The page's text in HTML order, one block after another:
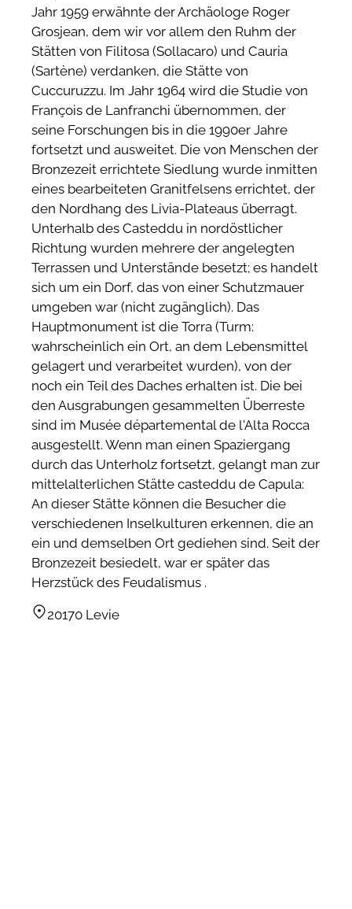
Jahr 1959 erwähnte der Archäologe Roger
Grosjean, dem wir vor allem den Ruhm der
Stätten von Filitosa (Sollacaro) und Cauria
(Sartène) verdanken, die Stätte von
Cuccuruzzu. Im Jahr 1964 wird die Studie von
François de Lanfranchi übernommen, der
seine Forschungen bis in die 1990er Jahre
fortsetzt und ausweitet. Die von Menschen der
Bronzezeit errichtete Siedlung wurde inmitten
eines bearbeiteten Granitfelsens errichtet, der
den Nordhang des Livia-Plateaus überragt.
Unterhalb des Casteddu in nordöstlicher
Richtung wurden mehrere der angelegten
Terrassen und Unterstände besetzt; es handelt
sich um ein Dorf, das von einer Schutzmauer
umgeben war (nicht zugänglich). Das
Hauptmonument ist die Torra (Turm:
wahrscheinlich ein Ort, an dem Lebensmittel
gelagert und verarbeitet wurden), von der
noch ein Teil des Daches erhalten ist. Die bei
den Ausgrabungen gesammelten Überreste
sind im Musée départemental de l'Alta Rocca
ausgestellt. Wenn man einen Spaziergang
durch das Unterholz fortsetzt, gelangt man zur
mittelalterlichen Stätte casteddu de Capula:
An dieser Stätte können die Besucher die
verschiedenen Inselkulturen erkennen, die an
ein und demselben Ort gediehen sind. Seit der
Bronzezeit besiedelt, war er später das
Herzstück des Feudalismus .
20170 Levie